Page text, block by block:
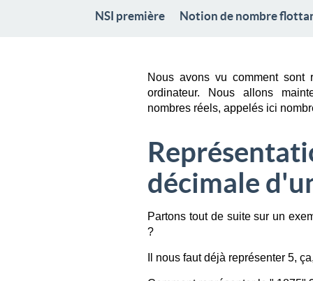
NSI première Notion de nombre
Nous avons vu comment sont
ordinateur. Nous allons
nombres réels, appelés ici
décimale
Partons tout de suite sur un
?
Il nous faut déjà représenter 5,